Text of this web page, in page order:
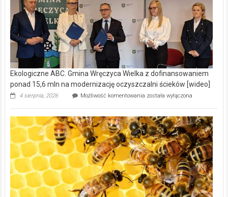
Ekologiczne ABC. Gmina Wręczyca Wielka z dofinansowaniem
ponad 15,6 mln na modernizację oczyszczalni ścieków [wideo]
4 sierpnia, 2026 Możliwość komentowania Ekologiczne
Wręczyca
Wielka
z
dofinansowaniem
ponad
15,6
mln
na
modernizację
oczyszczalni
została wyłączona